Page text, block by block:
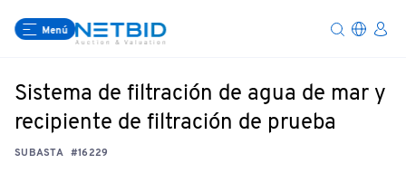
Menú
Sistema de filtración de agua de mar y
recipiente de filtración de prueba
SUBASTA #16229